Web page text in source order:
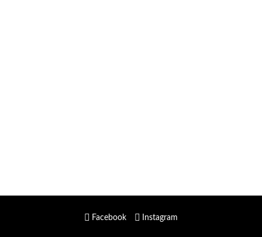
Facebook Instagram